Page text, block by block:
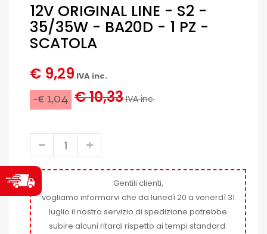
12V ORIGINAL LINE - S2 -
35/35W - BA20D - 1 PZ -
SCATOLA
€ 9,29 IVA inc.
-€ 1,04 € 10,33IVA inc.
Gentili clienti,
vogliamo informarvi che da lunedì 20 a venerdì 31
luglio il nostro servizio di spedizione potrebbe
subire alcuni ritardi rispetto ai tempi standard.